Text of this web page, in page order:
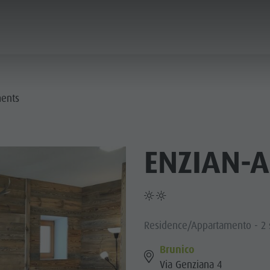
ENZIAN-
Residence/Appartamento - 2
Brunico
Via Genziana 4